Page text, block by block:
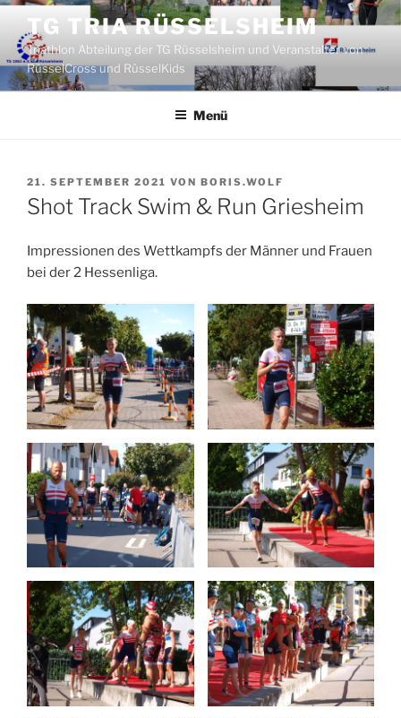
Zum
Inhalt
springen
TG TRIA RÜSSELSHEIM
Triathlon Abteilung der TG Rüsselsheim und Veranstalter von
RüsselCross und RüsselKids
Menü
VERÖFFENTLICHT
AM
21. SEPTEMBER 2021 VON BORIS.WOLF
Shot Track Swim & Run Griesheim
Impressionen des Wettkampfs der Männer und Frauen
bei der 2 Hessenliga.